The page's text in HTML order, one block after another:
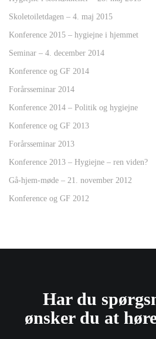
Skoletoiletdagen – 4. maj 2015
Konference 2015 – hygiejne i hjemmet
Seminar – 4. december 2014
Konference og GF 2014
Forårsseminar 2014
Konference 2014 – Politik og hygiejne
Konference og GF 2013
Forårsseminar 2013
Konference 2013 – Hygiejne – ren viden?
Gå-hjem-møde – 21. november 2012
Konference og GF 2012
Har du
ønsker du at